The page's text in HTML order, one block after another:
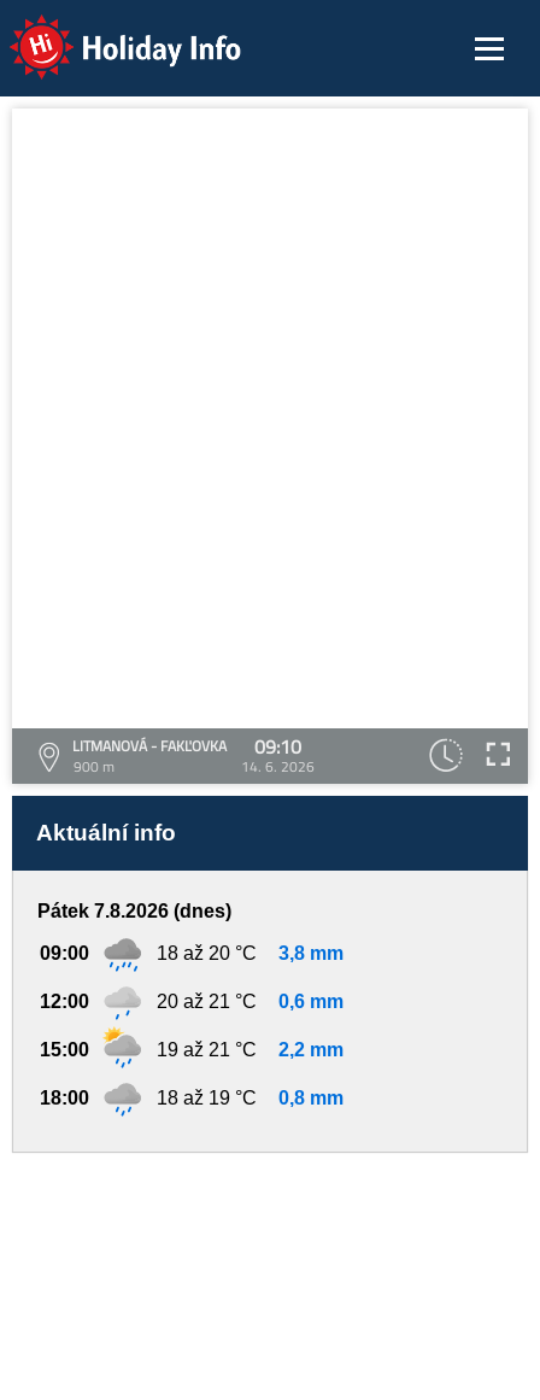
Holiday Info
LITMANOVÁ - FAKĽOVKA
900 m
09:10
14. 6. 2026
Aktuální info
Pátek 7.8.2026 (dnes)
09:00 18 až 20 °C 3,8 mm
12:00 20 až 21 °C 0,6 mm
15:00 19 až 21 °C 2,2 mm
18:00 18 až 19 °C 0,8 mm